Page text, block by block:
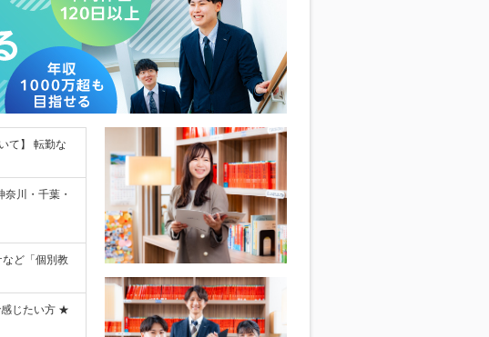
て】 転勤な
川・千葉・
ど「個別教
感じたい方 ★